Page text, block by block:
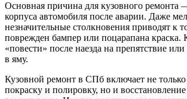
Основная причина для кузовного ремонта
корпуса автомобиля после аварии. Даже
незначительные столкновения приводят к
поврежден бампер или поцарапана краска.
«повести» после наезда на препятствие
в яму.
Кузовной ремонт в СПб включает не только
покраску и полировку, но и